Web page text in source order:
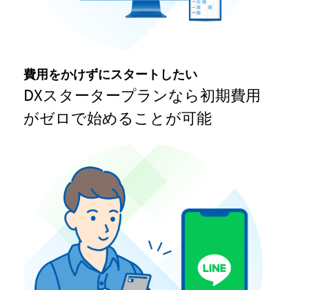
費用をかけずにスタートしたい
DXスタータープランなら初期費用
がゼロで始めることが可能